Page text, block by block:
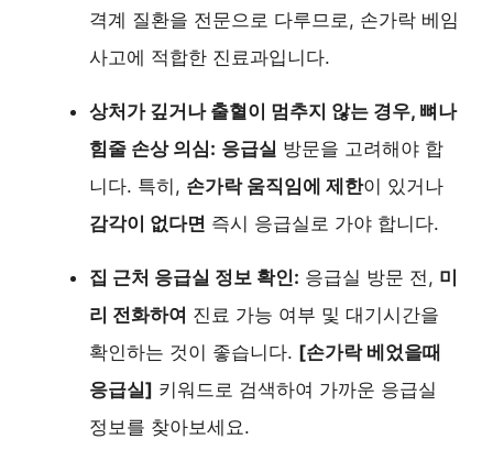
격계 질환을 전문으로 다루므로, 손가락 베임
사고에 적합한 진료과입니다.
상처가 깊거나 출혈이 멈추지 않는 경우, 뼈나
힘줄 손상 의심: 응급실 방문을 고려해야 합
니다. 특히, 손가락 움직임에 제한이 있거나
감각이 없다면 즉시 응급실로 가야 합니다.
집 근처 응급실 정보 확인: 응급실 방문 전, 미
리 전화하여 진료 가능 여부 및 대기시간을
확인하는 것이 좋습니다. [손가락 베었을때
응급실] 키워드로 검색하여 가까운 응급실
정보를 찾아보세요.